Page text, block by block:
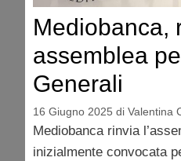
Mediobanca,
assemblea
Generali
16 Giugno 2025 di Valentina
Mediobanca rinvia
inizialmente convocata